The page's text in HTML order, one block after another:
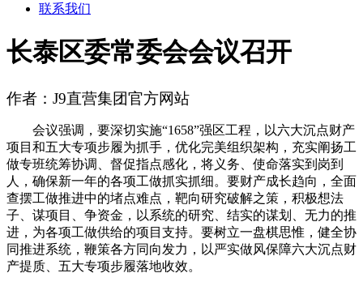
联系我们
长泰区委常委会会议召开
作者：J9直营集团官方网站
会议强调，要深切实施“1658”强区工程，以六大沉点财产
项目和五大专项步履为抓手，优化完美组织架构，充实阐扬工
做专班统筹协调、督促指点感化，将义务、使命落实到岗到
人，确保新一年的各项工做抓实抓细。要财产成长趋向，全面
查摆工做推进中的堵点难点，靶向研究破解之策，积极想法
子、谋项目、争资金，以系统的研究、结实的谋划、无力的推
进，为各项工做供给的项目支持。要树立一盘棋思惟，健全协
同推进系统，鞭策各方同向发力，以严实做风保障六大沉点财
产提质、五大专项步履落地收效。